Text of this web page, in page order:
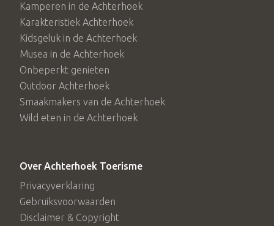
Kamperen in de Achterhoek
Karakteristiek Achterhoek
Kidsgeluk in de Achterhoek
Musea in de Achterhoek
Onbeperkt genieten
Outdoor Achterhoek
Smaakmakers van de Achterhoek
Wild eten in de Achterhoek
Over Achterhoek Toerisme
Privacyverklaring
Gebruiksvoorwaarden
Disclaimer & Copyright